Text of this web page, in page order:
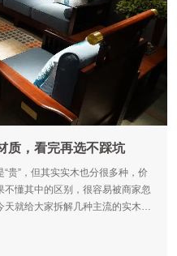
质，看完再选不踩坑
贵”，但其实实木也分很多种，价
懂其中的区别，很容易被商家忽
就给大家拆解几种主流的实木材